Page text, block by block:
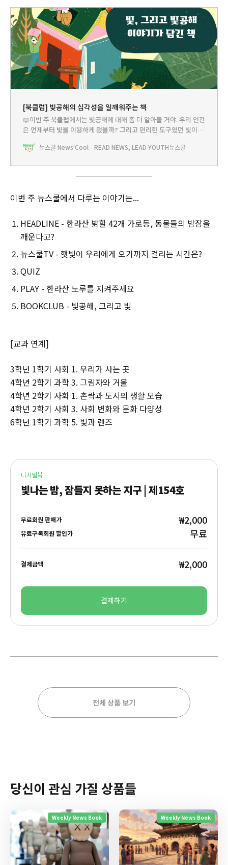
[북클럽] 빛공해의 심각성을 일깨워주는 책
📖이번 주 북클럽에서는 빛공해에 대해 좀 더 알아볼 거야. 우리 인간
은 언제부터 빛을 이용하게 됐을까? 그리고 편리한 도구였던 빛이 언
공존할 수 있는 방식으로 빛을 현명하게 이용할 수 있는 방법을 알게
뉴스쿨 News'Cool - READ NEWS, LEAD YOUTH뉴스쿨
이번 주 뉴스쿨에서 다루는 이야기는...
HEADLINE - 한라산 밝힐 42개 가로등, 동물들의 밤잠을
깨운다고?
뉴스쿨TV - 햇빛이 우리에게 오기까지 걸리는 시간은?
QUIZ
PLAY - 한라산 노루를 지켜주세요
BOOKCLUB - 빛공해, 그리고 빛
[교과 연계]
3학년 1학기 사회 1. 우리가 사는 곳
4학년 2학기 과학 3. 그림자와 거울
4학년 2학기 사회 1. 촌락과 도시의 생활 모습
4학년 2학기 사회 3. 사회 변화와 문화 다양성
6학년 1학기 과학 5. 빛과 렌즈
디지털북
빛나는 밤, 잠들지 못하는 지구 | 제154호
무료회원 판매가 ₩2,000
유료구독회원 할인가 무료
결제금액 ₩2,000
결제하기
전체 상품 보기
당신이 관심 가질 상품들
Weekly News Book Weekly News Book